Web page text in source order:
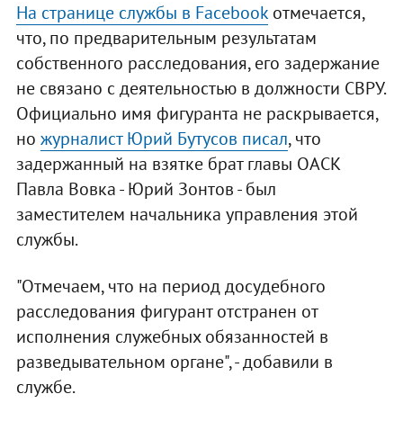
На странице службы в Facebookотмечается,
что, по предварительным результатам
собственного расследования, его задержание
не связано с деятельностью в должности СВРУ.
Официально имя фигуранта не раскрывается,
но журналист Юрий Бутусов писал, что
задержанный на взятке брат главы ОАСК
Павла Вовка - Юрий Зонтов - был
заместителем начальника управления этой
службы.
"Отмечаем, что на период досудебного
расследования фигурант отстранен от
исполнения служебных обязанностей в
разведывательном органе", - добавили в
службе.